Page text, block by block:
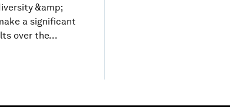
&amp;
a significant
over the...